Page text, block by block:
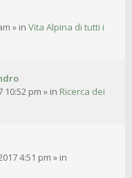
» in Vita Alpina di tutti i
10:52 pm » in Ricerca dei
4:51 pm » in